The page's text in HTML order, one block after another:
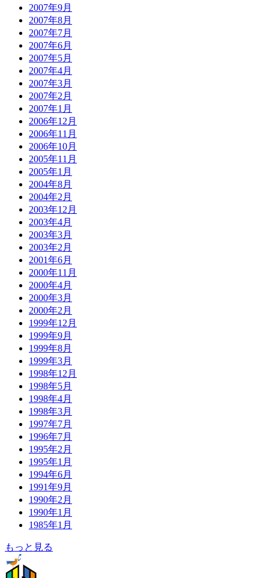
2007年9月
2007年8月
2007年7月
2007年6月
2007年5月
2007年4月
2007年3月
2007年2月
2007年1月
2006年12月
2006年11月
2006年10月
2005年11月
2005年1月
2004年8月
2004年2月
2003年12月
2003年4月
2003年3月
2003年2月
2001年6月
2000年11月
2000年4月
2000年3月
2000年2月
1999年12月
1999年9月
1999年8月
1999年3月
1998年12月
1998年5月
1998年4月
1998年3月
1997年7月
1996年7月
1995年2月
1995年1月
1994年6月
1991年9月
1990年2月
1990年1月
1985年1月
もっと見る